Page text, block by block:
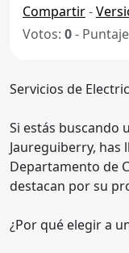
Compartir-
Votos: 0-
Servicios de
Si estás buscando
Jaureguiberry, has
Departamento de
destacan por su
¿Por qué elegir a